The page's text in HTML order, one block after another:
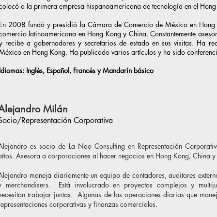
a la primera empresa hispanoamericana de tecnología en el
2008 fundó y presidió la Cámara de Comercio de México en
latinoamericana en Hong Kong y China. Constantemente
recibe a gobernadores y secretarios de estado en sus visitas. Ha
en Hong Kong. Ha publicado varios artículos y ha sido
Inglés, Español, Francés y Mandarín básico
Milán
Representación Corporativa
es socio de La Nao Consulting en Representación
Asesora a corporaciones al hacer negocios en Hong Kong, China
maneja diariamente un equipo de contadores, auditores
merchandisers. Está involucrado en proyectos complejos y
trabajar juntas. Algunas de las operaciones diarias que
corporativas y finanzas comerciales.